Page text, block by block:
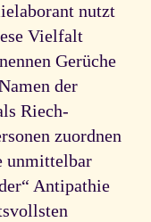
nutzt
Vielfalt
Gerüche
der
Riech-
zuordnen
unmittelbar
Antipathie